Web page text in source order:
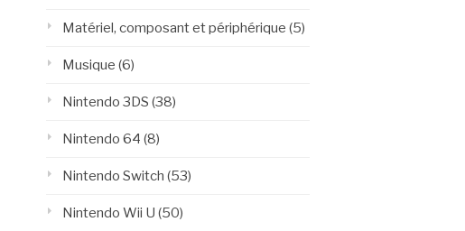
Matériel, composant et périphérique (5)
Musique (6)
Nintendo 3DS (38)
Nintendo 64 (8)
Nintendo Switch (53)
Nintendo Wii U (50)